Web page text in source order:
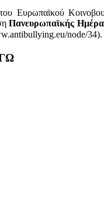
του Ευρωπαϊκού
Πανευρωπαϊκής
node/34).